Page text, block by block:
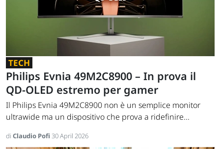
TECH
Philips Evnia 49M2C8900 – In prova il
QD-OLED estremo per gamer
Il Philips Evnia 49M2C8900 non è un semplice monitor
ultrawide ma un dispositivo che prova a ridefinire...
di Claudio Pofi 30 April 2026